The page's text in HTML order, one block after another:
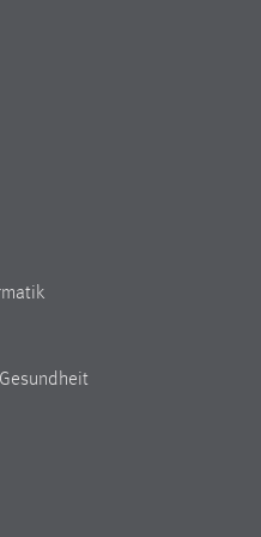
wird in diesem Cookie
Sprache der Website.